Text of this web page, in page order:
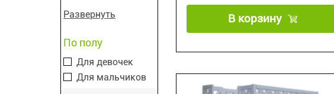
Развернуть
По полу
Для девочек
Для мальчиков
В корзину